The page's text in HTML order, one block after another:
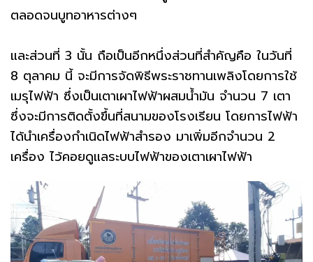
ตลอดจนบูทอาหารต่างๆ
และส่วนที่ 3 นั้น ถือเป็นอีกหนึ่งส่วนที่สำคัญคือ ในวันที่
8 ตุลาคม นี้ จะมีการจัดพิธีพระราชทานเพลิงโดยการใช้
เมรุไฟฟ้า ซึ่งเป็นเตาเผาไฟฟ้าผสมน้ำมัน จำนวน 7 เตา
ซึ่งจะมีการติดตั้งขึ้นที่สนามของโรงเรียน โดยการไฟฟ้า
ได้นำเครื่องกำเนิดไฟฟ้าสำรอง มาเพิ่มอีกจำนวน 2
เครื่อง ไว้คอยดูแลระบบไฟฟ้าของเตาเผาไฟฟ้า